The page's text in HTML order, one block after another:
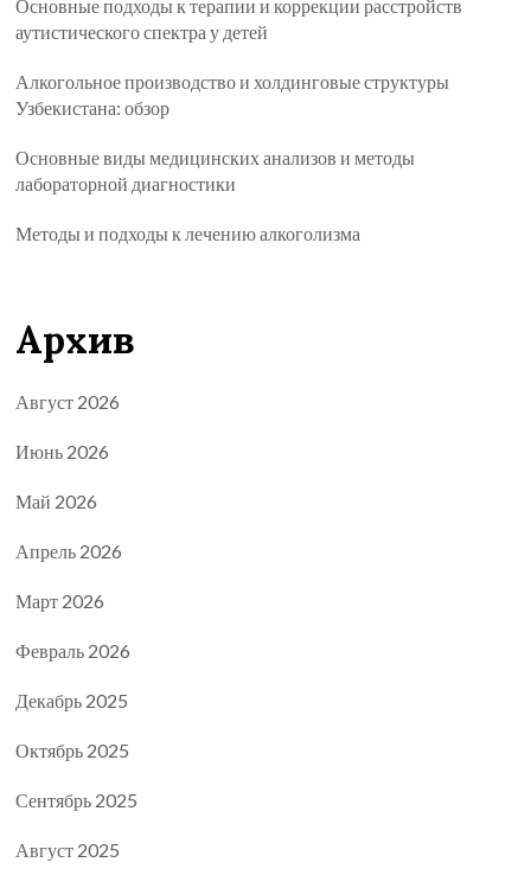
Основные подходы к терапии и коррекции расстройств
аутистического спектра у детей
Алкогольное производство и холдинговые структуры
Узбекистана: обзор
Основные виды медицинских анализов и методы
лабораторной диагностики
Методы и подходы к лечению алкоголизма
Архив
Август 2026
Июнь 2026
Май 2026
Апрель 2026
Март 2026
Февраль 2026
Декабрь 2025
Октябрь 2025
Сентябрь 2025
Август 2025